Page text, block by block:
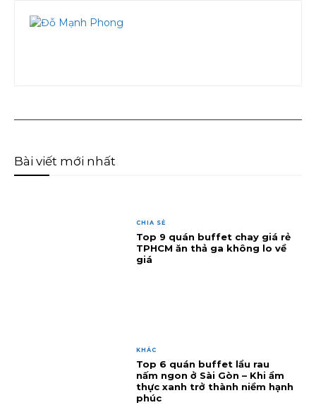
Bài viết mới nhất
CHIA SẺ
Top 9 quán buffet chay giá rẻ
TPHCM ăn thả ga không lo về
giá
KHÁC
Top 6 quán buffet lẩu rau
nấm ngon ở Sài Gòn – Khi ẩm
thực xanh trở thành niềm hạnh
phúc